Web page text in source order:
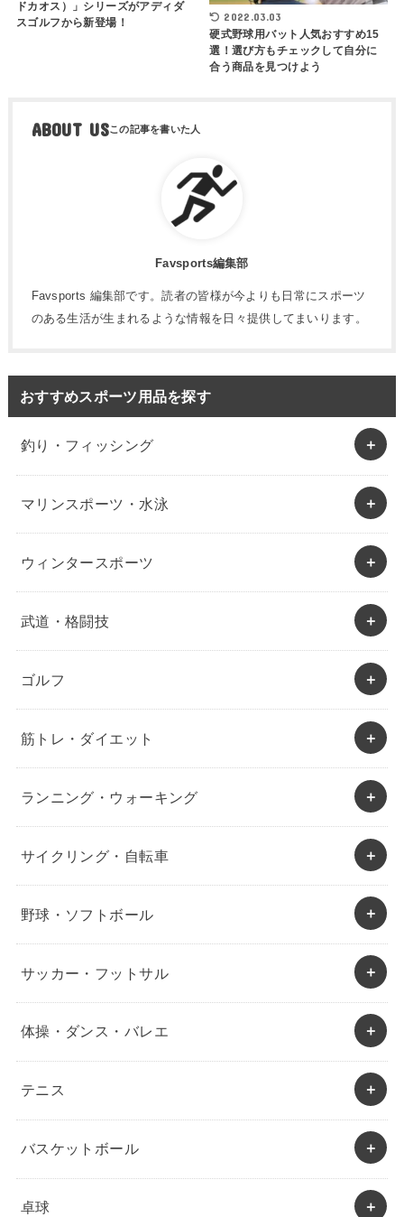
ドカオス）」シリーズがアディダ
スゴルフから新登場！
2022.03.03
硬式野球用バット人気おすすめ15
選！選び方もチェックして自分に
合う商品を見つけよう
ABOUT US
Favsports編集部
Favsports 編集部です。読者の皆様が今よりも日常にスポーツ
のある生活が生まれるような情報を日々提供してまいります。
おすすめスポーツ用品を探す
釣り・フィッシング
マリンスポーツ・水泳
ウィンタースポーツ
武道・格闘技
ゴルフ
筋トレ・ダイエット
ランニング・ウォーキング
サイクリング・自転車
野球・ソフトボール
サッカー・フットサル
体操・ダンス・バレエ
テニス
バスケットボール
卓球